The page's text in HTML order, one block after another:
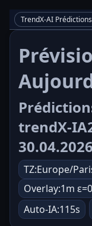
TrendX-AI Prédictions
trendX-
30.04.2026
TZ:Europe/
Overlay:1m
Auto-IA:115s